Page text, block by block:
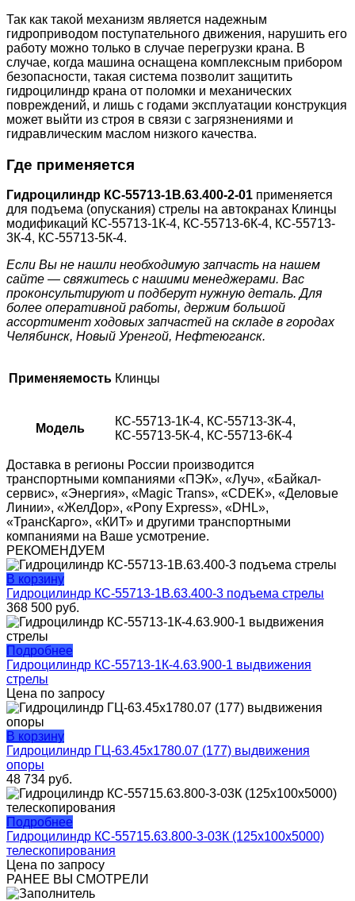
Так как такой механизм является надежным
гидроприводом поступательного движения, нарушить его
работу можно только в случае перегрузки крана. В
случае, когда машина оснащена комплексным прибором
безопасности, такая система позволит защитить
гидроцилиндр крана от поломки и механических
повреждений, и лишь с годами эксплуатации конструкция
может выйти из строя в связи с загрязнениями и
гидравлическим маслом низкого качества.
Где применяется
Гидроцилиндр КС-55713-1В.63.400-2-01 применяется
для подъема (опускания) стрелы на автокранах Клинцы
модификаций КС-55713-1К-4, КС-55713-6К-4, КС-55713-
3К-4, КС-55713-5К-4.
Если Вы не нашли необходимую запчасть на нашем
сайте — свяжитесь с нашими менеджерами. Вас
проконсультируют и подберут нужную деталь. Для
более оперативной работы, держим большой
ассортимент ходовых запчастей на складе в городах
Челябинск, Новый Уренгой, Нефтеюганск.
Применяемость Клинцы
Модель
КС-55713-1К-4, КС-55713-3К-4,
КС-55713-5К-4, КС-55713-6К-4
Доставка в регионы России производится
транспортными компаниями «ПЭК», «Луч», «Байкал-
сервис», «Энергия», «Magic Trans», «CDEK», «Деловые
Линии», «ЖелДор», «Pony Express», «DHL»,
«ТрансКарго», «КИТ» и другими транспортными
компаниями на Ваше усмотрение.
РЕКОМЕНДУЕМ
В корзину
Гидроцилиндр КС-55713-1В.63.400-3 подъема стрелы
368 500 руб.
Подробнее
Гидроцилиндр КС-55713-1К-4.63.900-1 выдвижения
стрелы
Цена по запросу
В корзину
Гидроцилиндр ГЦ-63.45х1780.07 (177) выдвижения
опоры
48 734 руб.
Подробнее
Гидроцилиндр КС-55715.63.800-3-03К (125х100х5000)
телескопирования
Цена по запросу
РАНЕЕ ВЫ СМОТРЕЛИ